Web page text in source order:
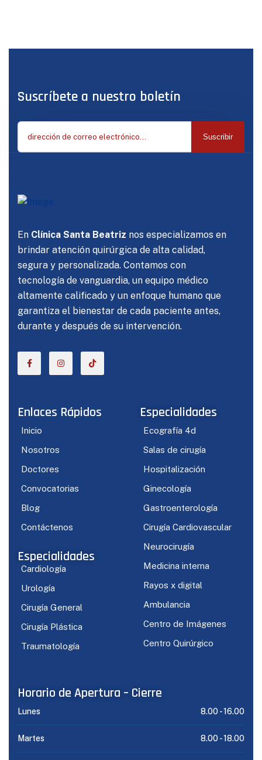
Suscríbete a nuestro boletín
Suscribir
En Clínica Santa Beatriz nos especializamos en
brindar atención quirúrgica de alta calidad,
segura y personalizada. Contamos con
tecnología de vanguardia, un equipo médico
altamente calificado y un enfoque humano que
garantiza el bienestar de cada paciente antes,
durante y después de su intervención.
Enlaces Rápidos
Inicio
Nosotros
Doctores
Convocatorias
Blog
Contáctenos
Especialidades
Cardiología
Urología
Cirugía General
Cirugía Plástica
Traumatología
Especialidades
Ecografía 4d
Salas de cirugía
Hospitalización
Ginecología
Gastroenterología
Cirugía Cardiovascular
Neurocirugía
Medicina interna
Rayos x digital
Ambulancia
Centro de Imágenes
Centro Quirúrgico
Horario de Apertura – Cierre
Lunes 8.00 -16.00
Martes 8.00 -18.00